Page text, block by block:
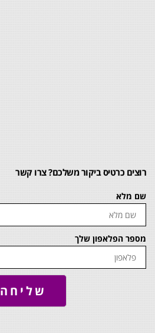
רוצים כרטיס ביקור משלכם? צרו קשר
שם מלא
מספר הפלאפון שלך
שליחה